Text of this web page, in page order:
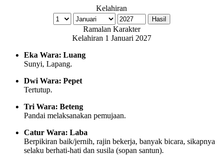
Kelahiran
Ramalan Karakter
Kelahiran 1 Januari 2027
Eka Wara: Luang
Sunyi, Lapang.
Dwi Wara: Pepet
Tertutup.
Tri Wara: Beteng
Pandai melaksanakan pemujaan.
Catur Wara: Laba
Berpikiran baik/jernih, rajin bekerja, banyak bicara, sikapnya
selaku berhati-hati dan susila (sopan santun).